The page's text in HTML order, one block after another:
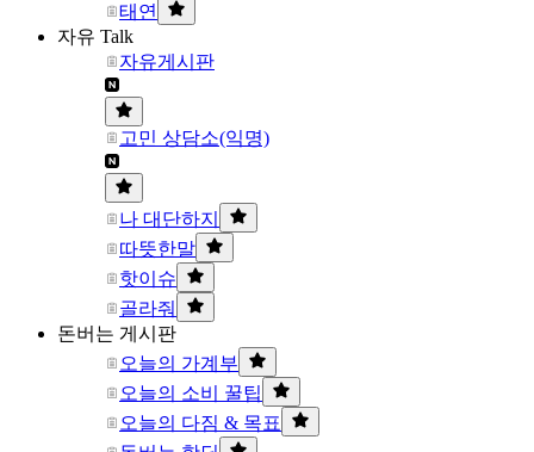
태연
자유 Talk
자유게시판
고민 상담소(익명)
나 대단하지
따뜻한말
핫이슈
골라줘
돈버는 게시판
오늘의 가계부
오늘의 소비 꿀팁
오늘의 다짐 & 목표